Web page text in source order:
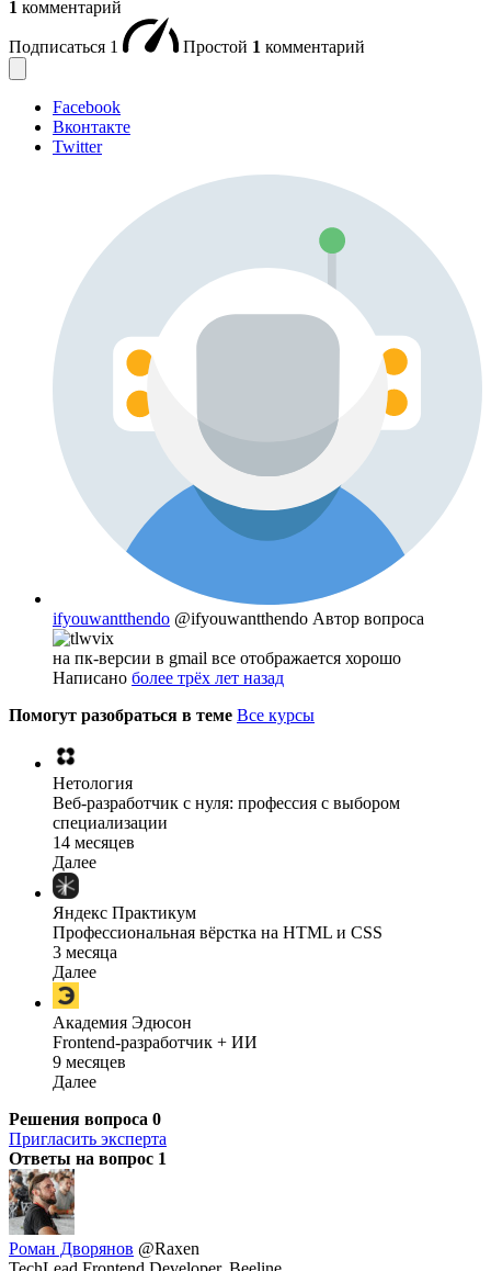
1 комментарий
Подписаться 1 Простой 1 комментарий
Facebook
Вконтакте
Twitter
ifyouwantthendo @ifyouwantthendo Автор вопроса
на пк-версии в gmail все отображается хорошо
Написано более трёх лет назад
Помогут разобраться в теме Все курсы
Нетология
Веб-разработчик с нуля: профессия с выбором
специализации
14 месяцев
Далее
Яндекс Практикум
Профессиональная вёрстка на HTML и CSS
3 месяца
Далее
Академия Эдюсон
Frontend-разработчик + ИИ
9 месяцев
Далее
Решения вопроса 0
Пригласить эксперта
Ответы на вопрос 1
Роман Дворянов @Raxen